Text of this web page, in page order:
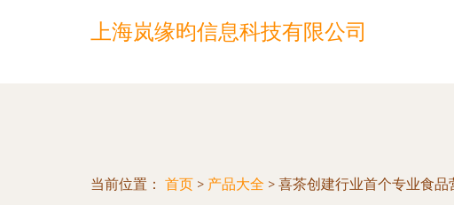
上海岚缘昀信息科技有限公司
当前位置： 首页 > 产品大全 > 喜茶创建行业首个专业食